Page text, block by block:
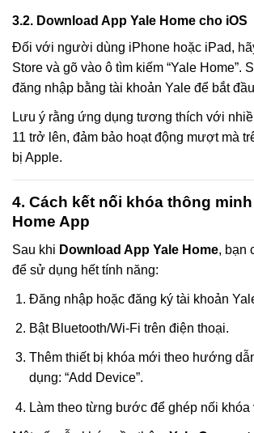
3.2. Download App Yale Home cho iOS
Đối với người dùng iPhone hoặc iPad,
Store và gõ vào ô tìm kiếm “Yale Home”.
đăng nhập bằng tài khoản Yale để bắt
Lưu ý rằng ứng dụng tương thích với
11 trở lên, đảm bảo hoạt động mượt mà
bị Apple.
4. Cách kết nối khóa thông
Home App
Sau khi Download App Yale Home, bạn
để sử dụng hết tính năng:
Đăng nhập hoặc đăng ký tài khoản
Bật Bluetooth/Wi-Fi trên điện thoại.
Thêm thiết bị khóa mới theo hướng
dụng: “Add Device”.
Làm theo từng bước để ghép nối khóa